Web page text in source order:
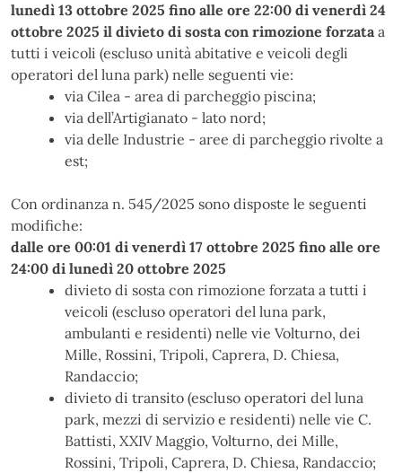
lunedì 13 ottobre 2025 fino alle ore 22:00 di venerdì 24
ottobre 2025 il divieto di sosta con rimozione forzata a
tutti i veicoli (escluso unità abitative e veicoli degli
operatori del luna park) nelle seguenti vie:
via Cilea - area di parcheggio piscina;
via dell’Artigianato - lato nord;
via delle Industrie - aree di parcheggio rivolte a
est;
Con ordinanza n. 545/2025 sono disposte le seguenti
modifiche:
dalle ore 00:01 di venerdì 17 ottobre 2025 fino alle ore
24:00 di lunedì 20 ottobre 2025
divieto di sosta con rimozione forzata a tutti i
veicoli (escluso operatori del luna park,
ambulanti e residenti) nelle vie Volturno, dei
Mille, Rossini, Tripoli, Caprera, D. Chiesa,
Randaccio;
divieto di transito (escluso operatori del luna
park, mezzi di servizio e residenti) nelle vie C.
Battisti, XXIV Maggio, Volturno, dei Mille,
Rossini, Tripoli, Caprera, D. Chiesa, Randaccio;